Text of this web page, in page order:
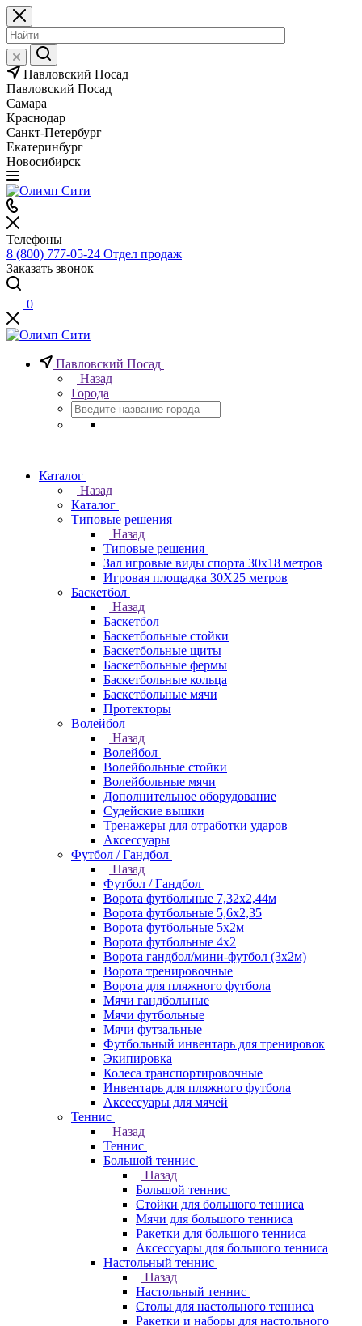
Павловский Посад
Павловский Посад
Самара
Краснодар
Санкт-Петербург
Екатеринбург
Новосибирск
Телефоны
8 (800) 777-05-24 Отдел продаж
Заказать звонок
0
Павловский Посад
Назад
Города
Каталог
Назад
Каталог
Типовые решения
Назад
Типовые решения
Зал игровые виды спорта 30x18 метров
Игровая площадка 30Х25 метров
Баскетбол
Назад
Баскетбол
Баскетбольные стойки
Баскетбольные щиты
Баскетбольные фермы
Баскетбольные кольца
Баскетбольные мячи
Протекторы
Волейбол
Назад
Волейбол
Волейбольные стойки
Волейбольные мячи
Дополнительное оборудование
Судейские вышки
Тренажеры для отработки ударов
Аксессуары
Футбол / Гандбол
Назад
Футбол / Гандбол
Ворота футбольные 7,32х2,44м
Ворота футбольные 5,6х2,35
Ворота футбольные 5х2м
Ворота футбольные 4х2
Ворота гандбол/мини-футбол (3х2м)
Ворота тренировочные
Ворота для пляжного футбола
Мячи гандбольные
Мячи футбольные
Мячи футзальные
Футбольный инвентарь для тренировок
Экипировка
Колеса транспортировочные
Инвентарь для пляжного футбола
Аксессуары для мячей
Теннис
Назад
Теннис
Большой теннис
Назад
Большой теннис
Стойки для большого тенниса
Мячи для большого тенниса
Ракетки для большого тенниса
Аксессуары для большого тенниса
Настольный теннис
Назад
Настольный теннис
Столы для настольного тенниса
Ракетки и наборы для настольного